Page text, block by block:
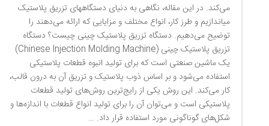
می‌کند. در این مقاله، نگاهی به دنیای دستگاه­های تزریق پلاستیک
می­اندازیم و طرز کار، انواع مختلف و مزایایی که ارائه می‌دهند را
توضیح می‌دهیم. دستگاه تزریق پلاستیک چینی چیست؟ دستگاه
تزریق پلاستیک چینی (Chinese Injection Molding Machine)
یک ماشین صنعتی است که برای تولید انبوه قطعات پلاستیکی
استفاده می‌شود و بر اساس ذوب پلاستیک و تزریق آن به درون قالب،
کار می‌کند. این روش یکی از رایج‌ترین روش‌‌های تولید قطعات
پلاستیکی است و می‌توان آن را برای تولید انواع قطعات با اندازه‌‌ها و
شکل‌های گوناگونی مورد استفاده قرار داد. …